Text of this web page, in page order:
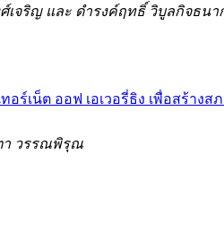
เจริญ และ ดำรงค์ฤทธิ์ วิบูลกิจธนา
อร์เน็ต ออฟ เอเวอรี่ธิง เพื่อสร้า
า วรรณพิรุณ